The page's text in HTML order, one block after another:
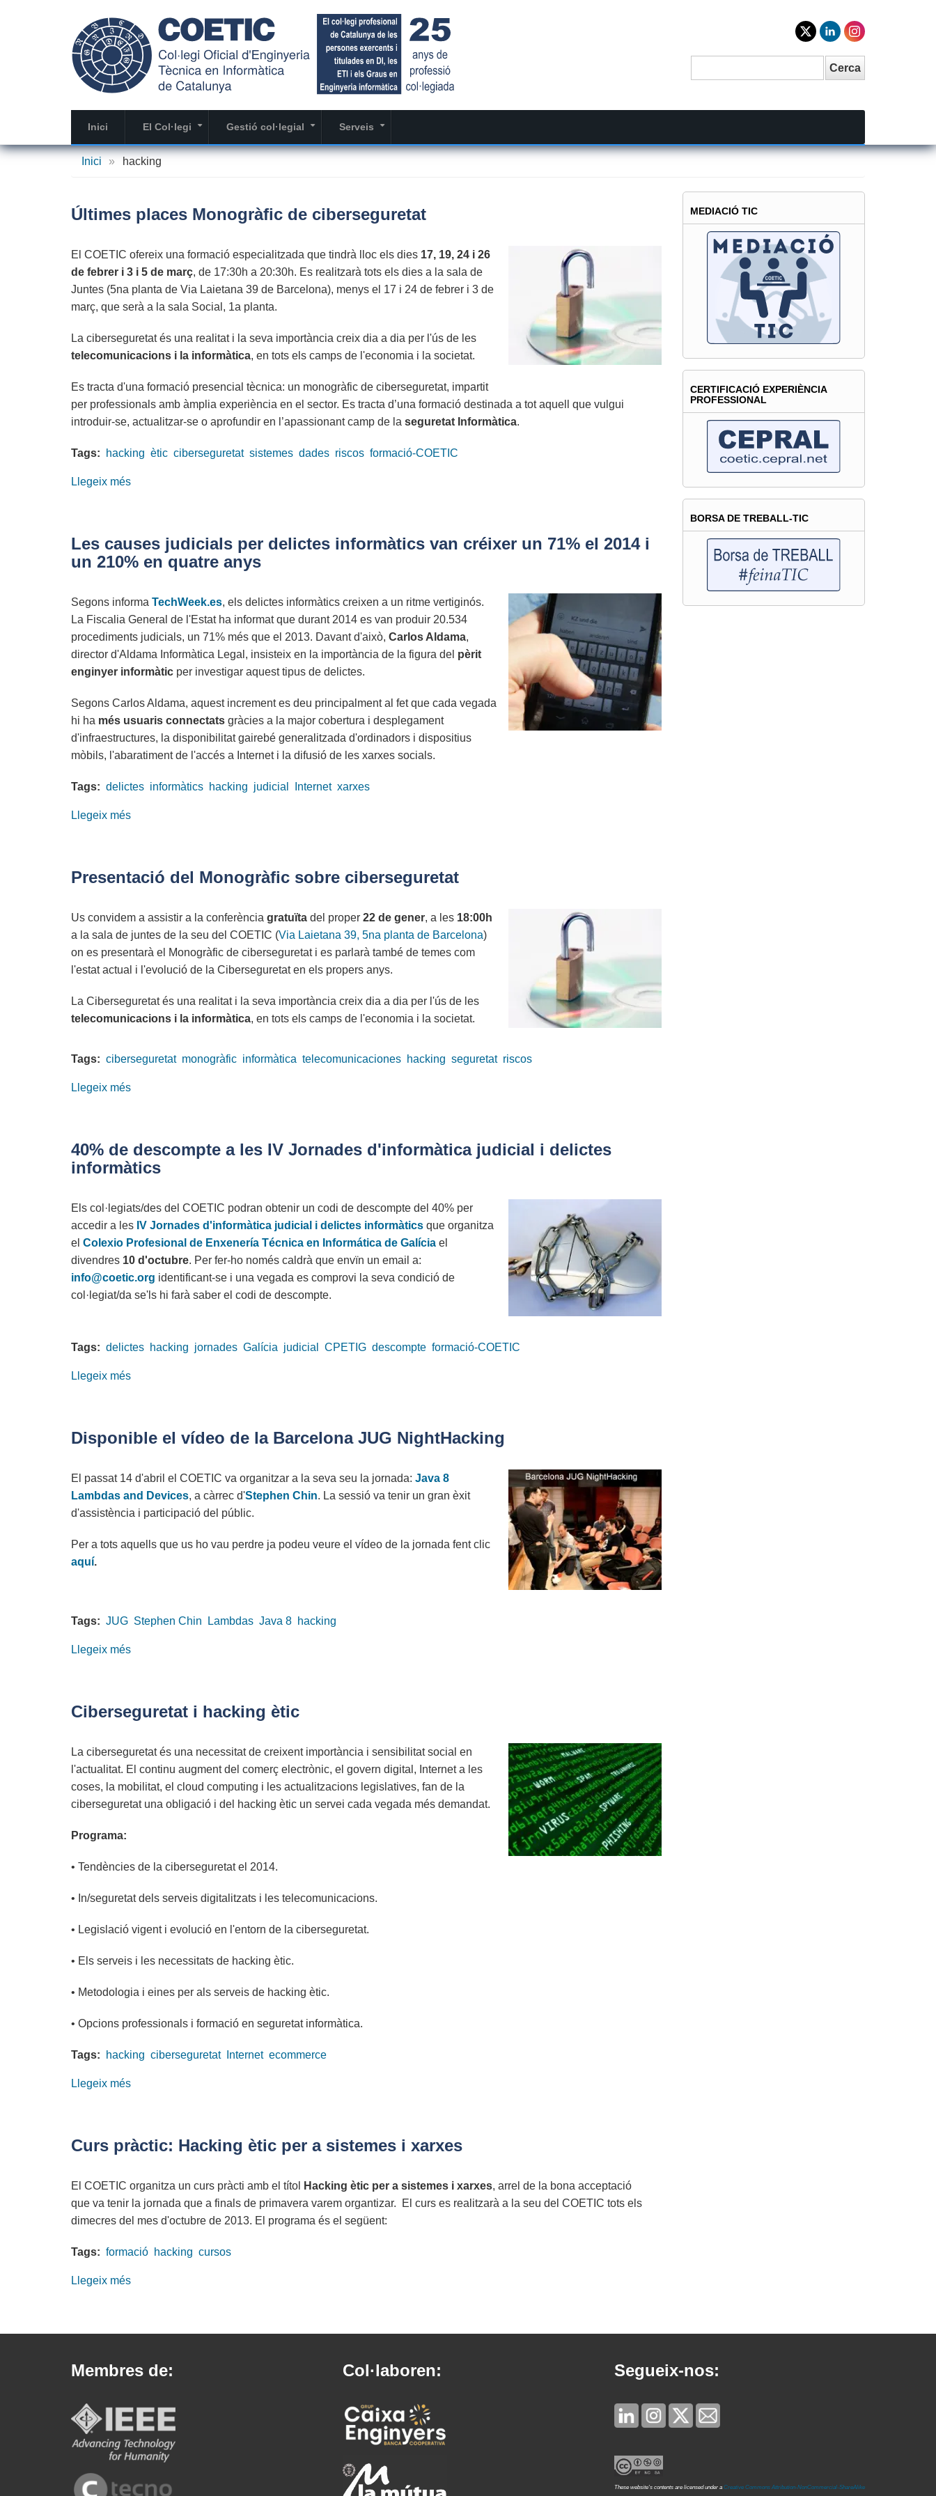
Cerca
Inici El Col·legi Gestió col·legial Serveis
Inici » hacking
Últimes places Monogràfic de ciberseguretat
El COETIC ofereix una formació especialitzada que tindrà lloc els dies 17, 19, 24 i 26
de febrer i 3 i 5 de març, de 17:30h a 20:30h. Es realitzarà tots els dies a la sala de
Juntes (5na planta de Via Laietana 39 de Barcelona), menys el 17 i 24 de febrer i 3 de
març, que serà a la sala Social, 1a planta.
La ciberseguretat és una realitat i la seva importància creix dia a dia per l'ús de les
telecomunicacions i la informàtica, en tots els camps de l'economia i la societat.
Es tracta d'una formació presencial tècnica: un monogràfic de ciberseguretat, impartit
per professionals amb àmplia experiència en el sector. Es tracta d’una formació destinada a tot aquell que vulgui
introduir-se, actualitzar-se o aprofundir en l’apassionant camp de la seguretat Informàtica.
Tags: hacking ètic ciberseguretat sistemes dades riscos formació-COETIC
Llegeix més
de
ciberseguretat
Les causes judicials per delictes informàtics van créixer un 71% el 2014 i
un 210% en quatre anys
Segons informa TechWeek.es, els delictes informàtics creixen a un ritme vertiginós.
La Fiscalia General de l'Estat ha informat que durant 2014 es van produir 20.534
procediments judicials, un 71% més que el 2013. Davant d'això, Carlos Aldama,
director d'Aldama Informàtica Legal, insisteix en la importància de la figura del pèrit
enginyer informàtic per investigar aquest tipus de delictes.
Segons Carlos Aldama, aquest increment es deu principalment al fet que cada vegada
hi ha més usuaris connectats gràcies a la major cobertura i desplegament
d'infraestructures, la disponibilitat gairebé generalitzada d'ordinadors i dispositius
mòbils, l'abaratiment de l'accés a Internet i la difusió de les xarxes socials.
Tags: delictes informàtics hacking judicial Internet xarxes
Llegeix més
judicials
per
informàtics
van
créixer
un
el
2014
un
Presentació del Monogràfic sobre ciberseguretat
Us convidem a assistir a la conferència gratuïta del proper 22 de gener, a les 18:00h
a la sala de juntes de la seu del COETIC (Via Laietana 39, 5na planta de Barcelona)
on es presentarà el Monogràfic de ciberseguretat i es parlarà també de temes com
l'estat actual i l'evolució de la Ciberseguretat en els propers anys.
La Ciberseguretat és una realitat i la seva importància creix dia a dia per l'ús de les
telecomunicacions i la informàtica, en tots els camps de l'economia i la societat.
Tags: ciberseguretat monogràfic informàtica telecomunicaciones hacking seguretat riscos
Llegeix més
sobre
ciberseguretat
40% de descompte a les IV Jornades d'informàtica judicial i delictes
informàtics
Els col·legiats/des del COETIC podran obtenir un codi de descompte del 40% per
accedir a les IV Jornades d'informàtica judicial i delictes informàtics que organitza
el Colexio Profesional de Enxenería Técnica en Informática de Galícia el
divendres 10 d'octubre. Per fer-ho només caldrà que envïn un email a:
info@coetic.org identificant-se i una vegada es comprovi la seva condició de
col·legiat/da se'ls hi farà saber el codi de descompte.
Tags: delictes hacking jornades Galícia judicial CPETIG descompte formació-COETIC
Llegeix més
a
IV
Jornades
d'informàtica
i
Disponible el vídeo de la Barcelona JUG NightHacking
El passat 14 d'abril el COETIC va organitzar a la seva seu la jornada: Java 8
Lambdas and Devices, a càrrec d'Stephen Chin. La sessió va tenir un gran èxit
d'assistència i participació del públic.
Per a tots aquells que us ho vau perdre ja podeu veure el vídeo de la jornada fent clic
aquí.
Tags: JUG Stephen Chin Lambdas Java 8 hacking
Llegeix més
de
Barcelona
JUG
NightHacking
Ciberseguretat i hacking ètic
La ciberseguretat és una necessitat de creixent importància i sensibilitat social en
l'actualitat. El continu augment del comerç electrònic, el govern digital, Internet a les
coses, la mobilitat, el cloud computing i les actualitzacions legislatives, fan de la
ciberseguretat una obligació i del hacking ètic un servei cada vegada més demandat.
Programa:
• Tendències de la ciberseguretat el 2014.
• In/seguretat dels serveis digitalitzats i les telecomunicacions.
• Legislació vigent i evolució en l'entorn de la ciberseguretat.
• Els serveis i les necessitats de hacking ètic.
• Metodologia i eines per als serveis de hacking ètic.
• Opcions professionals i formació en seguretat informàtica.
Tags: hacking ciberseguretat Internet ecommerce
Llegeix més
hacking
ètic
Curs pràctic: Hacking ètic per a sistemes i xarxes
El COETIC organitza un curs pràcti amb el títol Hacking ètic per a sistemes i xarxes, arrel de la bona acceptació
que va tenir la jornada que a finals de primavera varem organtizar. El curs es realitzarà a la seu del COETIC tots els
dimecres del mes d'octubre de 2013. El programa és el següent:
Tags: formació hacking cursos
Llegeix més
Hacking
per
i
xarxes
MEDIACIÓ TIC
CERTIFICACIÓ EXPERIÈNCIA
PROFESSIONAL
BORSA DE TREBALL-TIC
Membres de: Col·laboren: Segueix-nos:
These website's contents are licensed under a Creative Commons Attribution-NonCommercial-ShareAlike